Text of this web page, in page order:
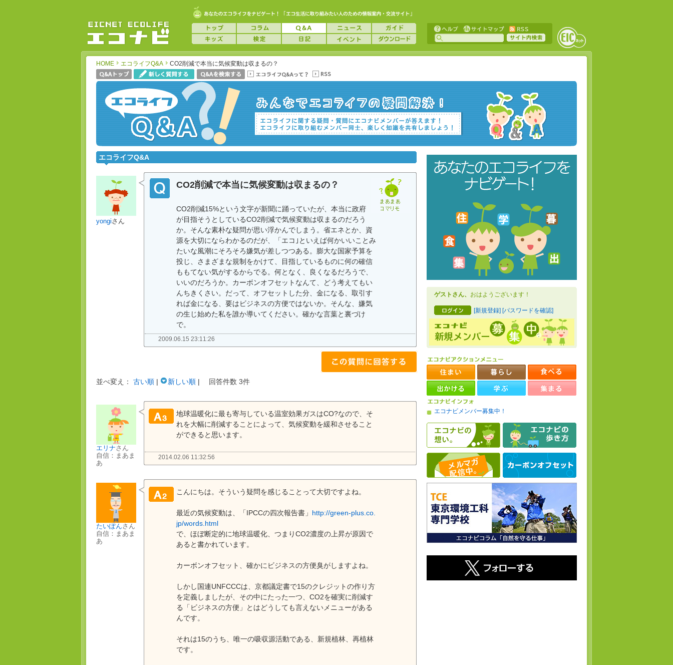
HOME エコライフQ&A CO2削減で本当に気候変動は収まるの？
エコライフQ&A
yongiさん
CO2削減で本当に気候変動は収まるの？
CO2削減15%という文字が新聞に踊っていたが、本当に政府
が目指そうとしているCO2削減で気候変動は収まるのだろう
か。そんな素朴な疑問が思い浮かんでしまう。省エネとか、資
源を大切にならわかるのだが、「エコ｣といえば何かいいことみ
たいな風潮にそろそろ嫌気が差しつつある。膨大な国家予算を
投じ、さまざまな規制をかけて、目指しているものに何の確信
ももてない気がするからでる。何となく、良くなるだろうで、
いいのだろうか。カーボンオフセットなんて、どう考えてもい
んちきくさい。だって、オフセットした分、金になる、取引す
れば金になる、要はビジネスの方便ではないか。そんな、嫌気
の生じ始めた私を誰か導いてください。確かな言葉と裏づけ
で。
2009.06.15 23:11:26
並べ変え： 古い順 | 新しい順 | 回答件数 3件
エリナさん
自信：まあま
あ
地球温暖化に最も寄与している温室効果ガスはCO?なので、そ
れを大幅に削減することによって、気候変動を緩和させること
ができると思います。
2014.02.06 11:32:56
たいぽんさん
自信：まあま
あ
こんにちは。そういう疑問を感じることって大切ですよね。
最近の気候変動は、「IPCCの四次報告書」 http://green-plus.co.
jp/words.html
で、ほぼ断定的に地球温暖化、つまりCO2濃度の上昇が原因で
あると書かれています。
カーボンオフセット、確かにビジネスの方便臭がしますよね。
しかし国連UNFCCCは、京都議定書で15のクレジットの作り方
を定義しましたが、その中にたった一つ、CO2を確実に削減す
る「ビジネスの方便」とはどうしても言えないメニューがある
んです。
それは15のうち、唯一の吸収源活動である、新規植林、再植林
です。
ゲストさん、おはようございます！
[新規登録] [パスワードを確認]
エコナビメンバー募集中！